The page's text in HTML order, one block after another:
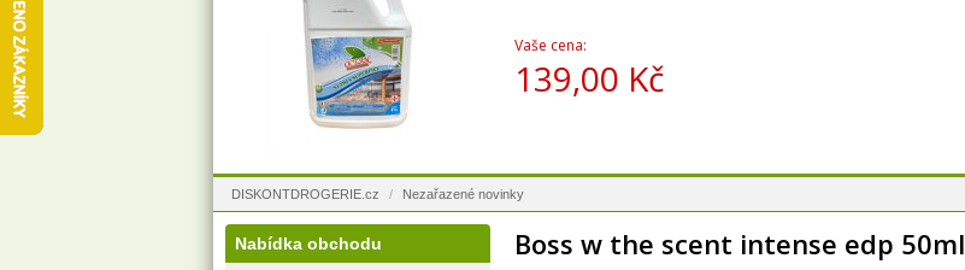
Vaše cena:
139,00 Kč
DISKONTDROGERIE.cz / Nezařazené novinky
Boss w the scent intense edp 50ml
Nabídka obchodu